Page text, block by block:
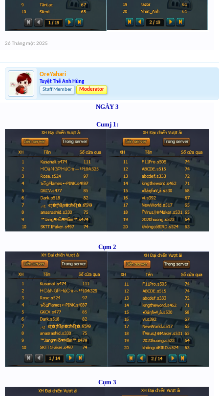
26 Tháng một 2025
OreYahari
Tuyệt Thế Anh Hùng
Staff Member
Moderator
NGÀY 3
Cumj 1:
Cụm 2
Cụm 3